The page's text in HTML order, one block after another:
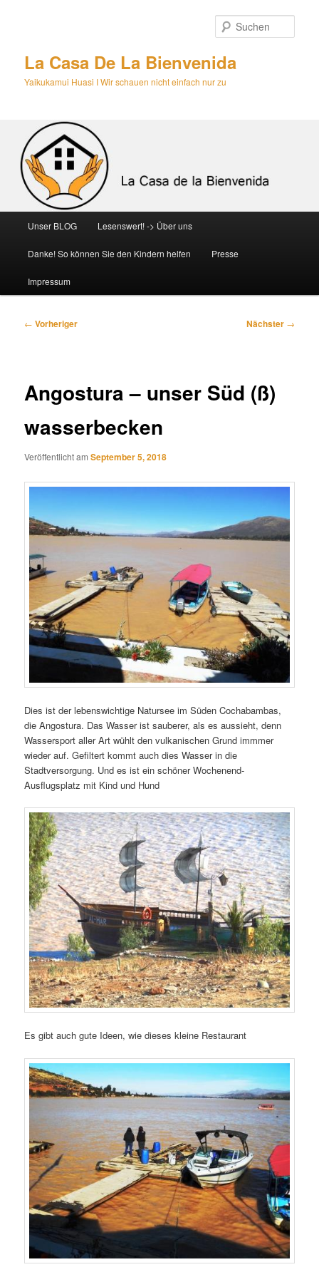
La Casa De La Bienvenida
Yaikukamui Huasi I Wir schauen nicht einfach nur zu
Unser BLOG Lesenswert! -> Über uns
Danke! So können Sie den Kindern helfen Presse
Impressum
Beitragsnavigation
← Vorheriger Nächster →
Angostura – unser Süd (ß)
wasserbecken
Veröffentlicht amSeptember 5, 2018
Dies ist der lebenswichtige Natursee im Süden Cochabambas,
die Angostura. Das Wasser ist sauberer, als es aussieht, denn
Wassersport aller Art wühlt den vulkanischen Grund immmer
wieder auf. Gefiltert kommt auch dies Wasser in die
Stadtversorgung. Und es ist ein schöner Wochenend-
Ausflugsplatz mit Kind und Hund
Es gibt auch gute Ideen, wie dieses kleine Restaurant